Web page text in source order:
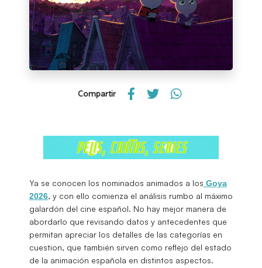
Compartir
Ya se conocen los nominados animados a los Goya
2026, y con ello comienza el análisis rumbo al máximo
galardón del cine español. No hay mejor manera de
abordarlo que revisando datos y antecedentes que
permitan apreciar los detalles de las categorías en
cuestion, que también sirven como reflejo del estado
de la animación española en distintos aspectos.